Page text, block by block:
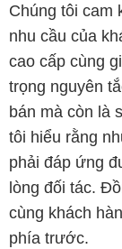
Chúng tôi cam
nhu cầu của
cao cấp cùng
trọng nguyên
bán mà còn là
tôi hiểu rằng
phải đáp ứng
lòng đối tác.
cùng khách
phía trước.